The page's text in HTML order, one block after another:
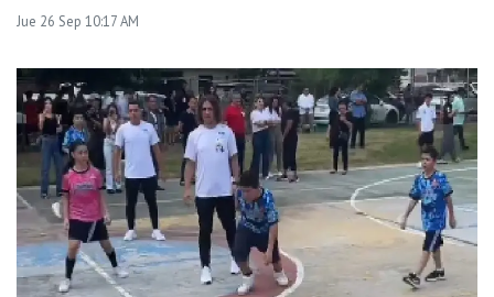
Jue 26 Sep 10:17 AM